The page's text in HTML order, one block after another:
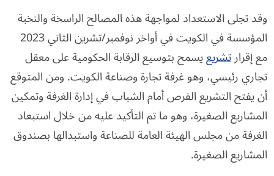
وقد تجلى الاستعداد لمواجهة هذه المصالح الراسخة والنخبة
المؤسسة في الكويت في أواخر نوفمبر/تشرين الثاني 2023
مع إقرارتشريعيسمح بتوسيع الرقابة الحكومية على معقل
تجاري رئيسي، وهو غرفة تجارة وصناعة الكويت. ومن المتوقع
أن يفتح التشريع الفرص أمام الشباب في إدارة الغرفة وتمكين
المشاريع الصغيرة، وهو ما تم التأكيد عليه من خلال استبعاد
الغرفة من مجلس الهيئة العامة للصناعة واستبدالها بصندوق
المشاريع الصغيرة.